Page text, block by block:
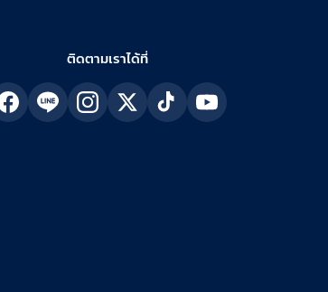
ติดตามเราได้ที่